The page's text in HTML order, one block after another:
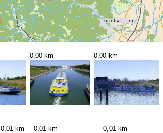
0,00 km 0,00 km
0,01 km 0,01 km 0,01 km